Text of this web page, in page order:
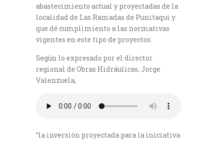
abastecimiento actual y proyectadas de la
localidad de Las Ramadas de Punitaqui y
que dé cumplimiento a las normativas
vigentes en este tipo de proyectos.
Según lo expresado por el director
regional de Obras Hidráulicas, Jorge
Valenzuela,
“la inversión proyectada para la iniciativa